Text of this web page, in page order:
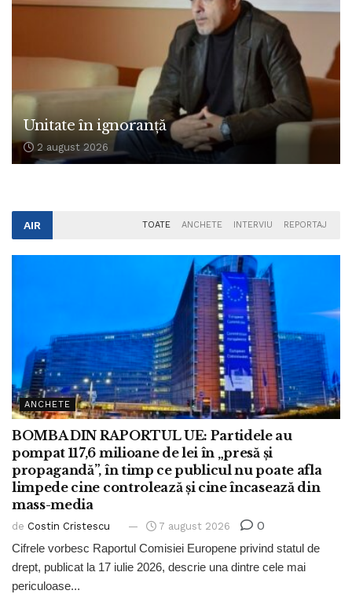
Unitate în ignoranță
2 august 2026
AIR TOATE ANCHETE INTERVIU REPORTAJ
ANCHETE
BOMBA DIN RAPORTUL UE: Partidele au
pompat 117,6 milioane de lei în „presă și
propagandă”, în timp ce publicul nu poate afla
limpede cine controlează și cine încasează din
mass-media
de Costin Cristescu 7 august 2026 0
Cifrele vorbesc Raportul Comisiei Europene privind statul de
drept, publicat la 17 iulie 2026, descrie una dintre cele mai
periculoase...